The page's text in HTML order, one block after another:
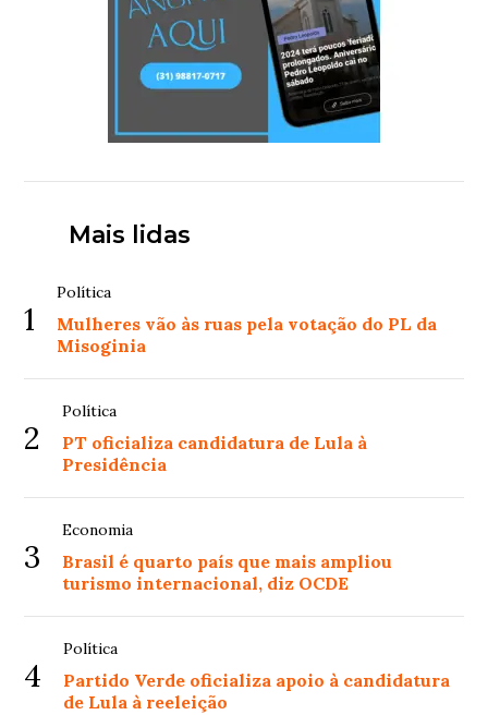
Mais lidas
1
Política
Mulheres vão às ruas pela votação do PL da
Misoginia
2
Política
PT oficializa candidatura de Lula à
Presidência
3
Economia
Brasil é quarto país que mais ampliou
turismo internacional, diz OCDE
4
Política
Partido Verde oficializa apoio à candidatura
de Lula à reeleição